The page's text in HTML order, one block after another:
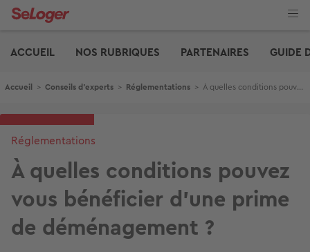
Aller
ACCUEIL
NOS RUBRIQUES PARTENAIRES GUIDE
Fil d'Ariane
Accueil > Conseils d'experts > Réglementations > À quelles conditions pouvez vous bénéficier d’une prime de déménagement ?
Réglementations
À quelles conditions pouvez
vous bénéficier d’une prime
de déménagement ?